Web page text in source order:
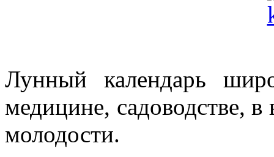
Лунный календарь
медицине, садоводстве,
молодости.